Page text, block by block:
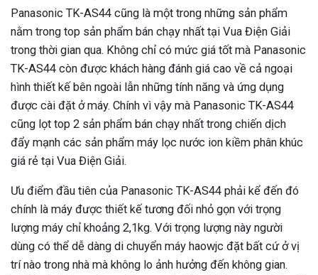
Panasonic TK-AS44 cũng là một trong những sản phẩm
nằm trong top sản phẩm bán chạy nhất tại Vua Điện Giải
trong thời gian qua. Không chỉ có mức giá tốt mà Panasonic
TK-AS44 còn được khách hàng đánh giá cao về cả ngoại
hình thiết kế bên ngoài lẫn những tính năng và ứng dụng
được cài đặt ở máy. Chính vì vậy mà Panasonic TK-AS44
cũng lọt top 2 sản phẩm bán chạy nhất trong chiến dịch
đẩy mạnh các sản phẩm máy lọc nước ion kiềm phân khúc
giá rẻ tại Vua Điện Giải.
Ưu điểm đầu tiên của Panasonic TK-AS44 phải kể đến đó
chính là máy được thiết kế tương đối nhỏ gọn với trọng
lượng máy chỉ khoảng 2,1kg. Với trọng lượng này người
dùng có thể dễ dàng di chuyển máy haowjc đặt bất cứ ở vị
trí nào trong nhà mà không lo ảnh hưởng đến không gian.